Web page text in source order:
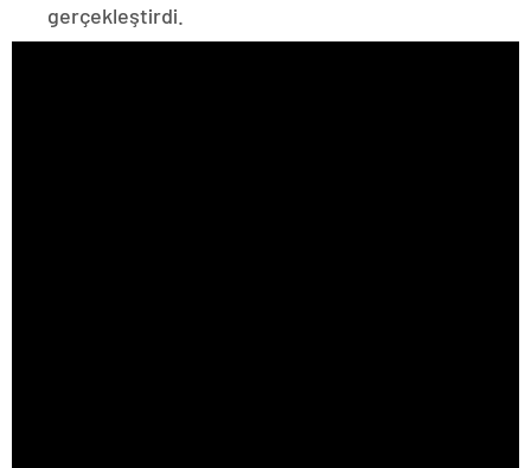
gerçekleştirdi.